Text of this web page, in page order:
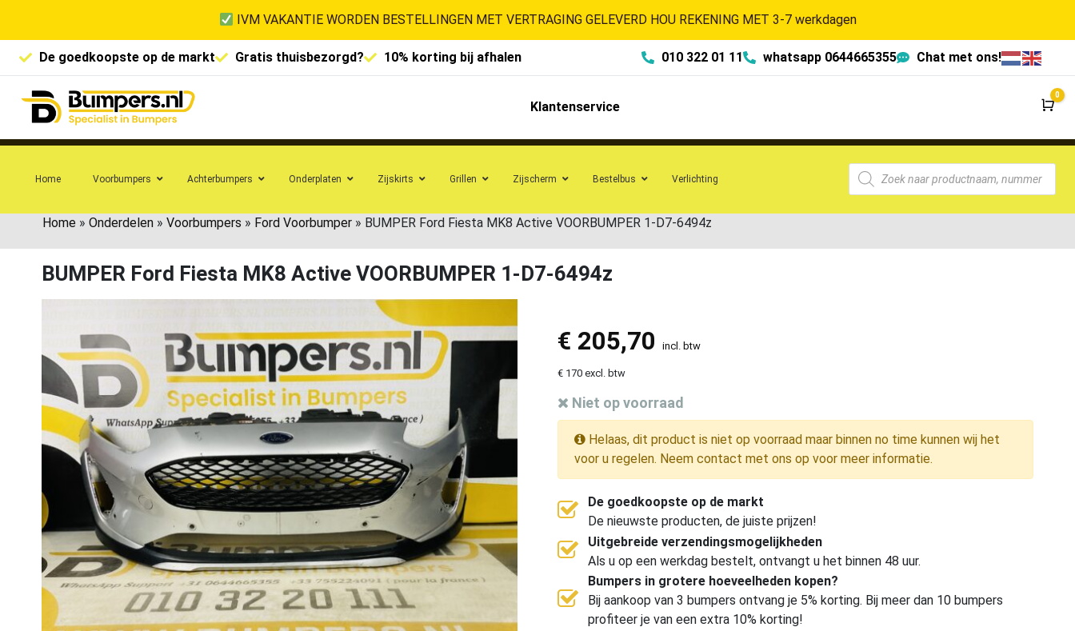
IVM VAKANTIE WORDEN BESTELLINGEN MET VERTRAGING GELEVERD HOU REKENING MET 3-7 werkdagen
De goedkoopste op de markt Gratis thuisbezorgd? 10% korting bij afhalen 010 322 01 11 whatsapp 0644665355 Chat met ons!
Klantenservice
0
Home Voorbumpers Achterbumpers Onderplaten Zijskirts Grillen Zijscherm Bestelbus Verlichting
Home » Onderdelen » Voorbumpers » Ford Voorbumper » BUMPER Ford Fiesta MK8 Active VOORBUMPER 1-D7-6494z
BUMPER Ford Fiesta MK8 Active VOORBUMPER 1-D7-6494z
€ 205,70 incl. btw
€ 170 excl. btw
Niet op voorraad
Helaas, dit product is niet op voorraad maar binnen no time kunnen wij het
voor u regelen. Neem contact met ons op voor meer informatie.
De goedkoopste op de markt
De nieuwste producten, de juiste prijzen!
Uitgebreide verzendingsmogelijkheden
Als u op een werkdag bestelt, ontvangt u het binnen 48 uur.
Bumpers in grotere hoeveelheden kopen?
Bij aankoop van 3 bumpers ontvang je 5% korting. Bij meer dan 10 bumpers
profiteer je van een extra 10% korting!